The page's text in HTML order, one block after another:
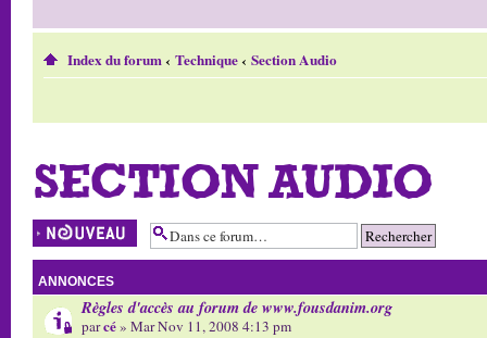
Index du forum‹ Technique‹ Section Audio
SECTION AUDIO
Écrire un nouveau
sujet
ANNONCES
Règles d'accès au forum de www.fousdanim.org
parcé» Mar Nov 11, 2008 4:13 pm